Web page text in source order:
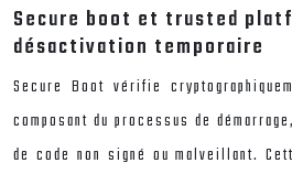
Secure boot et trusted
désactivation temporaire
Secure Boot vérifie
composant du processus de
de code non signé ou malveillant.